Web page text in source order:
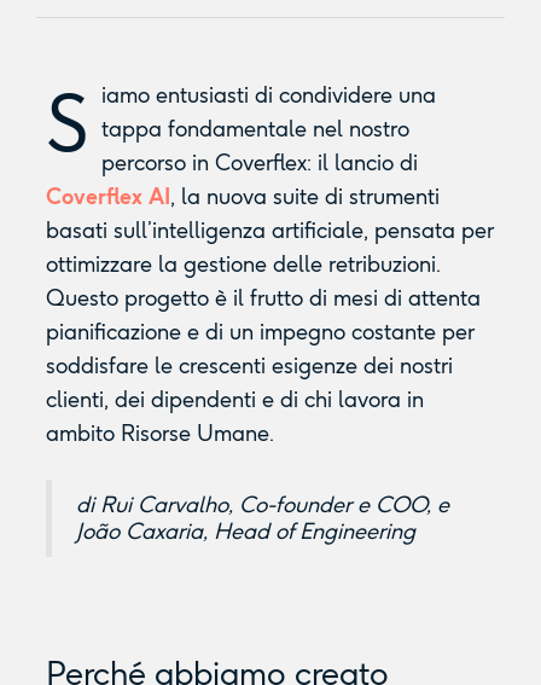
S
iamo entusiasti di condividere una
tappa fondamentale nel nostro
percorso in Coverflex: il lancio di
Coverflex AI , la nuova suite di strumenti
basati sull’intelligenza artificiale, pensata per
ottimizzare la gestione delle retribuzioni.
Questo progetto è il frutto di mesi di attenta
pianificazione e di un impegno costante per
soddisfare le crescenti esigenze dei nostri
clienti, dei dipendenti e di chi lavora in
ambito Risorse Umane.
di Rui Carvalho, Co-founder e COO, e
João Caxaria, Head of Engineering
Perché abbiamo creato